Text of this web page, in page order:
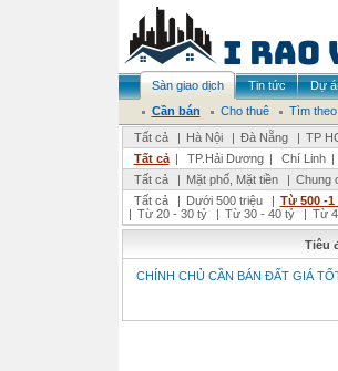
Sàn giao dịch Tin tức Dự
Cần bán
Cho thuê
Tìm
Tất cả
| Hà Nội | Đà Nẵng | TP
Tất cả | TP.Hải Dương | Chí Linh |
Tất cả
| Mặt phố, Mặt tiền | Chung
Tất cả
| Dưới 500 triệu | Từ 500 -1
| Từ 20 - 30 tỷ | Từ 30 - 40 tỷ | Từ
Tiêu
CHÍNH CHỦ CẦN BÁN ĐẤT GIÁ